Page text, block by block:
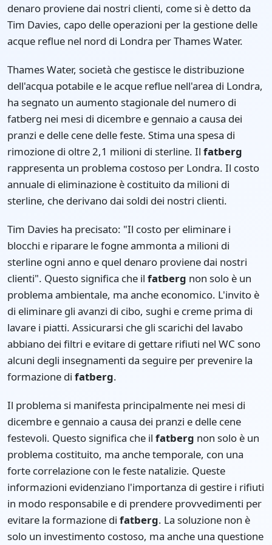
denaro proviene dai nostri clienti, come si è detto da
Tim Davies, capo delle operazioni per la gestione delle
acque reflue nel nord di Londra per Thames Water.
Thames Water, società che gestisce le distribuzione
dell'acqua potabile e le acque reflue nell'area di Londra,
ha segnato un aumento stagionale del numero di
fatberg nei mesi di dicembre e gennaio a causa dei
pranzi e delle cene delle feste. Stima una spesa di
rimozione di oltre 2,1 milioni di sterline. Il fatberg
rappresenta un problema costoso per Londra. Il costo
annuale di eliminazione è costituito da milioni di
sterline, che derivano dai soldi dei nostri clienti.
Tim Davies ha precisato: "Il costo per eliminare i
blocchi e riparare le fogne ammonta a milioni di
sterline ogni anno e quel denaro proviene dai nostri
clienti". Questo significa che il fatberg non solo è un
problema ambientale, ma anche economico. L'invito è
di eliminare gli avanzi di cibo, sughi e creme prima di
lavare i piatti. Assicurarsi che gli scarichi del lavabo
abbiano dei filtri e evitare di gettare rifiuti nel WC sono
alcuni degli insegnamenti da seguire per prevenire la
formazione di fatberg.
Il problema si manifesta principalmente nei mesi di
dicembre e gennaio a causa dei pranzi e delle cene
festevoli. Questo significa che il fatberg non solo è un
problema costituito, ma anche temporale, con una
forte correlazione con le feste natalizie. Queste
informazioni evidenziano l'importanza di gestire i rifiuti
in modo responsabile e di prendere provvedimenti per
evitare la formazione di fatberg. La soluzione non è
solo un investimento costoso, ma anche una questione